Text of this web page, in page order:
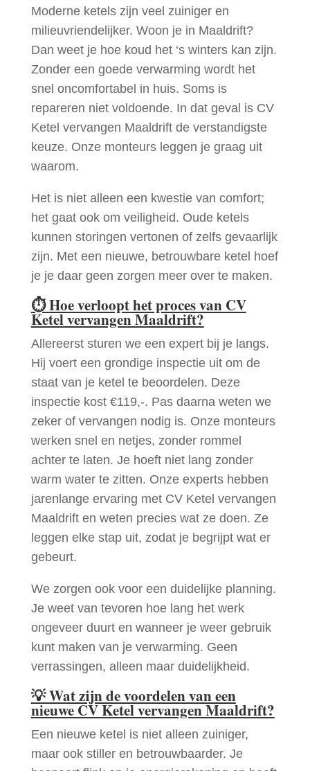
Moderne ketels zijn veel zuiniger en
milieuvriendelijker. Woon je in Maaldrift?
Dan weet je hoe koud het ‘s winters kan zijn.
Zonder een goede verwarming wordt het
snel oncomfortabel in huis. Soms is
repareren niet voldoende. In dat geval is CV
Ketel vervangen Maaldrift de verstandigste
keuze. Onze monteurs leggen je graag uit
waarom.
Het is niet alleen een kwestie van comfort;
het gaat ook om veiligheid. Oude ketels
kunnen storingen vertonen of zelfs gevaarlijk
zijn. Met een nieuwe, betrouwbare ketel hoef
je je daar geen zorgen meer over te maken.
⏱Hoe verloopt het proces van CV
Ketel vervangen Maaldrift?
Allereerst sturen we een expert bij je langs.
Hij voert een grondige inspectie uit om de
staat van je ketel te beoordelen. Deze
inspectie kost €119,-. Pas daarna weten we
zeker of vervangen nodig is. Onze monteurs
werken snel en netjes, zonder rommel
achter te laten. Je hoeft niet lang zonder
warm water te zitten. Onze experts hebben
jarenlange ervaring met CV Ketel vervangen
Maaldrift en weten precies wat ze doen. Ze
leggen elke stap uit, zodat je begrijpt wat er
gebeurt.
We zorgen ook voor een duidelijke planning.
Je weet van tevoren hoe lang het werk
ongeveer duurt en wanneer je weer gebruik
kunt maken van je verwarming. Geen
verrassingen, alleen maar duidelijkheid.
💡Wat zijn de voordelen van een
nieuwe CV Ketel vervangen Maaldrift?
Een nieuwe ketel is niet alleen zuiniger,
maar ook stiller en betrouwbaarder. Je